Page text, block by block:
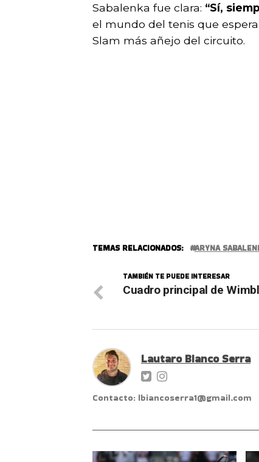
Sabalenka fue clara: “Sí,
el mundo del tenis que
Slam más añejo del circuito.
TEMAS RELACIONADOS: ARYNA
TAMBIÉN TE PUEDE INTERESAR
Cuadro principal de
Lautaro Bianco Serra
Contacto: lbiancoserra1@gmail.com